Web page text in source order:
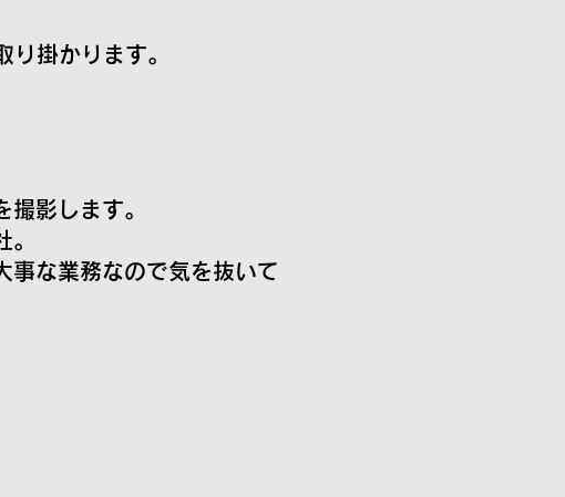
かります。
影します。
業務なので気を抜いて